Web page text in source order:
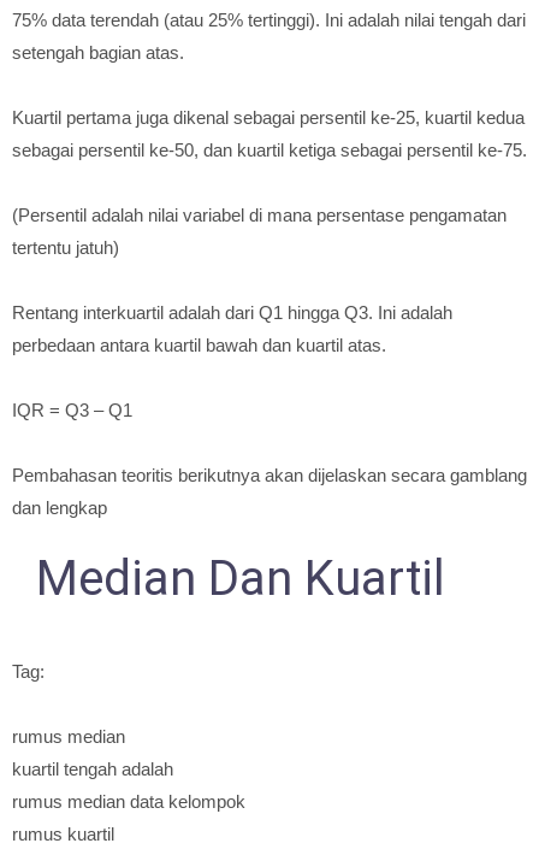
75% data terendah (atau 25% tertinggi). Ini adalah nilai tengah dari
setengah bagian atas.
Kuartil pertama juga dikenal sebagai persentil ke-25, kuartil kedua
sebagai persentil ke-50, dan kuartil ketiga sebagai persentil ke-75.
(Persentil adalah nilai variabel di mana persentase pengamatan
tertentu jatuh)
Rentang interkuartil adalah dari Q1 hingga Q3. Ini adalah
perbedaan antara kuartil bawah dan kuartil atas.
IQR = Q3 – Q1
Pembahasan teoritis berikutnya akan dijelaskan secara gamblang
dan lengkap
Median Dan Kuartil
Tag:
rumus median
kuartil tengah adalah
rumus median data kelompok
rumus kuartil